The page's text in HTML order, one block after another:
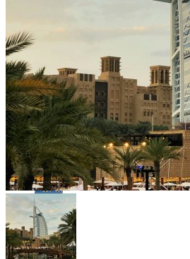
Pinterest
Whatsapp
Whatsapp
Email